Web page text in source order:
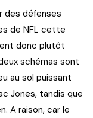
des défenses
de NFL cette
donc plutôt
schémas sont
au sol puissant
Jones, tandis que
A raison, car le